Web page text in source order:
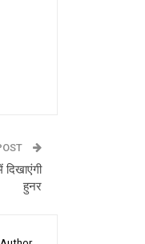
दिखाएंगी
हुनर